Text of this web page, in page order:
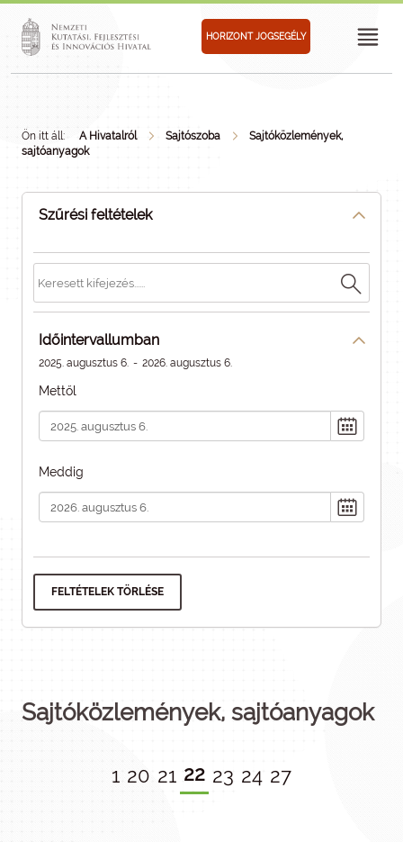
HORIZONT JOGSEGÉLY
Ön itt áll: A Hivatalról Sajtószoba
Sajtóközlemények,
sajtóanyagok
Szűrési feltételek
Időintervallumban
2025. augusztus 6. - 2026. augusztus 6.
Mettől
Meddig
FELTÉTELEK TÖRLÉSE
Sajtóközlemények, sajtóanyagok
1 20 21 22 23 24 27